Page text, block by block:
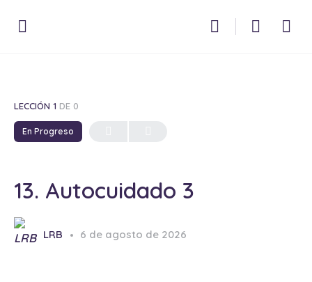
LECCIÓN 1 DE 0
En Progreso
13. Autocuidado 3
LRB 6 de agosto de 2026